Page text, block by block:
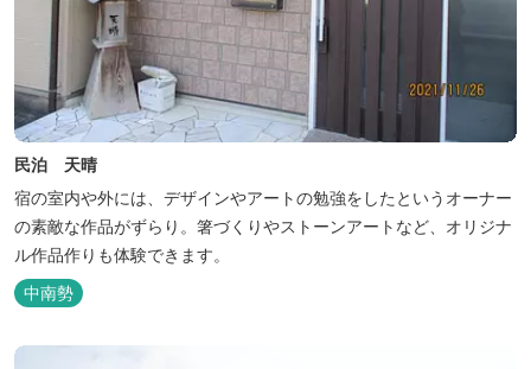
民泊 天晴
宿の室内や外には、デザインやアートの勉強をしたというオーナー
の素敵な作品がずらり。箸づくりやストーンアートなど、オリジナ
ル作品作りも体験できます。
中南勢